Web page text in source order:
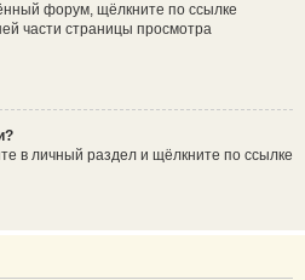
форум, щёлкните по ссылке
части страницы просмотра
в личный раздел и щёлкните по ссылке